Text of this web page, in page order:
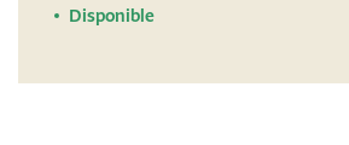
Disponible